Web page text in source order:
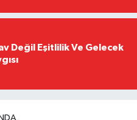
Değil Eşitlilik Ve Gelecek